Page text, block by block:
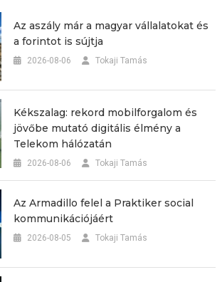
Az aszály már a magyar vállalatokat és
a forintot is sújtja
2026-08-06 Tokaji Tamás
Kékszalag: rekord mobilforgalom és
jövőbe mutató digitális élmény a
Telekom hálózatán
2026-08-06 Tokaji Tamás
Az Armadillo felel a Praktiker social
kommunikációjáért
2026-08-05 Tokaji Tamás